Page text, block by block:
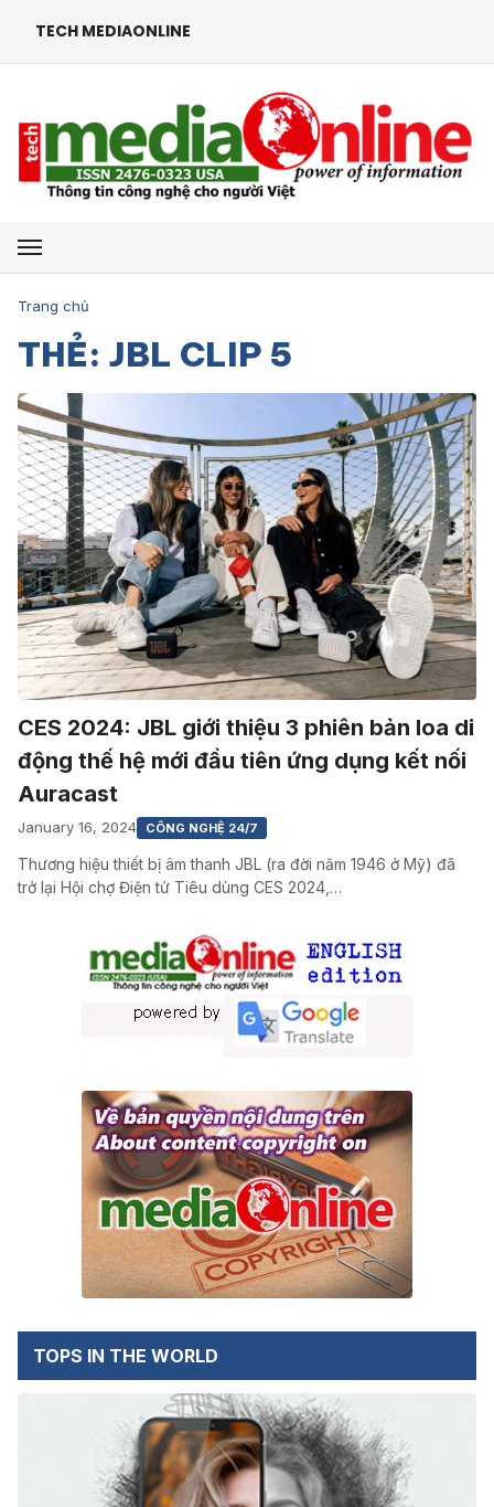
TECH MEDIAONLINE
Mở menu
Trang chủ
THẺ: JBL CLIP 5
CES 2024: JBL giới thiệu 3 phiên bản loa di
động thế hệ mới đầu tiên ứng dụng kết nối
Auracast
January 16, 2024 CÔNG NGHỆ 24/7
Thương hiệu thiết bị âm thanh JBL (ra đời năm 1946 ở Mỹ) đã
trở lại Hội chợ Điện tử Tiêu dùng CES 2024,…
TOPS IN THE WORLD